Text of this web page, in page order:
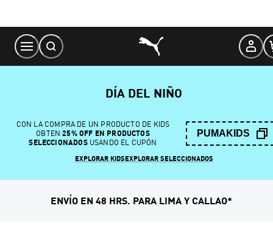
Content
DÍA DEL NIÑO
CON LA COMPRA DE UN PRODUCTO DE KIDS
OBTEN 25% OFF EN PRODUCTOS
SELECCIONADOSUSANDO EL CUPÓN
PUMAKIDS
EXPLORAR KIDSEXPLORAR SELECCIONADOS
ENVÍO EN 48 HRS. PARA LIMA Y CALLAO*